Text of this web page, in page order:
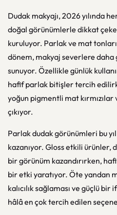
Dudak makyajı, 2026 yılında
doğal görünümlerle dikkat
kuruluyor. Parlak ve mat
dönem, makyaj severlere daha
sunuyor. Özellikle günlük
hafif parlak bitişler tercih
yoğun pigmentli mat kırmızılar
çıkıyor.
Parlak dudak görünümleri bu
kazanıyor. Gloss etkili ürünler,
bir görünüm kazandırırken,
bir etki yaratıyor. Öte yandan
kalıcılık sağlaması ve güçlü
hâlâ en çok tercih edilen